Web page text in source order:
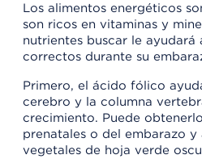
Los alimentos energéticos
son ricos en vitaminas y
nutrientes buscar le ayudará
correctos durante su
Primero, el ácido fólico
cerebro y la columna
crecimiento. Puede
prenatales o del embarazo
vegetales de hoja verde